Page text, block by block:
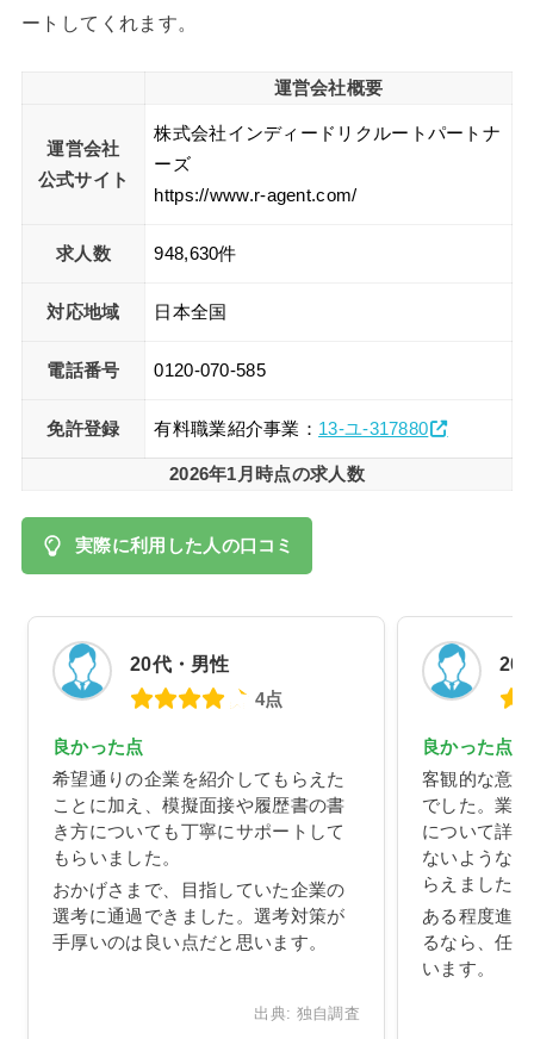
ートしてくれます。
運営会社概要
運営会社
公式サイト
株式会社インディードリクルートパートナ
ーズ
https://www.r-agent.com/
求人数 948,630件
対応地域 日本全国
電話番号 0120-070-585
免許登録 有料職業紹介事業： 13-ユ-317880
2026年1月時点の求人数
実際に利用した人の口コミ
20代・男性
4点
良かった点
希望通りの企業を紹介してもらえた
ことに加え、模擬面接や履歴書の書
き方についても丁寧にサポートして
もらいました。
おかげさまで、目指していた企業の
選考に通過できました。選考対策が
手厚いのは良い点だと思います。
出典: 独自調査
20
良かった点
客観的な意
でした。業
について詳
ないような
らえました。
ある程度進
るなら、任
います。